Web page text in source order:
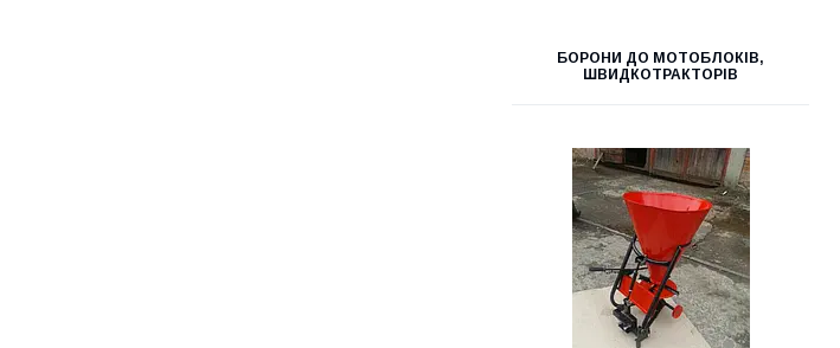
БОРОНИ ДО МОТОБЛОКІВ,
ШВИДКОТРАКТОРІВ